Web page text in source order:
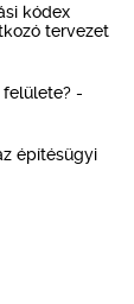
kódex
tervezet
felülete? -
építésügyi